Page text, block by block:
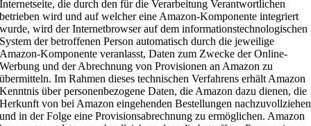
Internetseite, die durch den für die Verarbeitung Verantwortlichen
betrieben wird und auf welcher eine Amazon-Komponente integriert
wurde, wird der Internetbrowser auf dem informationstechnologischen
System der betroffenen Person automatisch durch die jeweilige
Amazon-Komponente veranlasst, Daten zum Zwecke der Online-
Werbung und der Abrechnung von Provisionen an Amazon zu
übermitteln. Im Rahmen dieses technischen Verfahrens erhält Amazon
Kenntnis über personenbezogene Daten, die Amazon dazu dienen, die
Herkunft von bei Amazon eingehenden Bestellungen nachzuvollziehen
und in der Folge eine Provisionsabrechnung zu ermöglichen. Amazon